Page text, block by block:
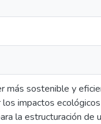
más sostenible y
impactos
la estructuración de